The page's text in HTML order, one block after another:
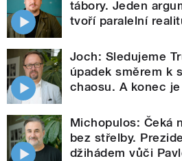
tábory. Jeden
tvoří paralelní
Joch: Sledujeme
úpadek směrem k
chaosu. A konec
Michopulos: Čeká
bez střelby.
džihádem vůči